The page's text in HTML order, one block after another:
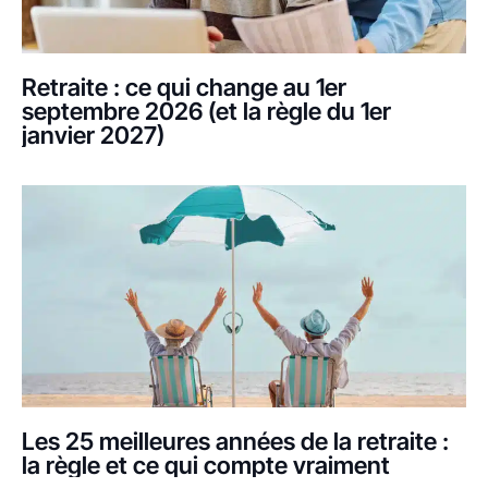
Retraite : ce qui change au 1er
septembre 2026 (et la règle du 1er
janvier 2027)
Les 25 meilleures années de la retraite :
la règle et ce qui compte vraiment